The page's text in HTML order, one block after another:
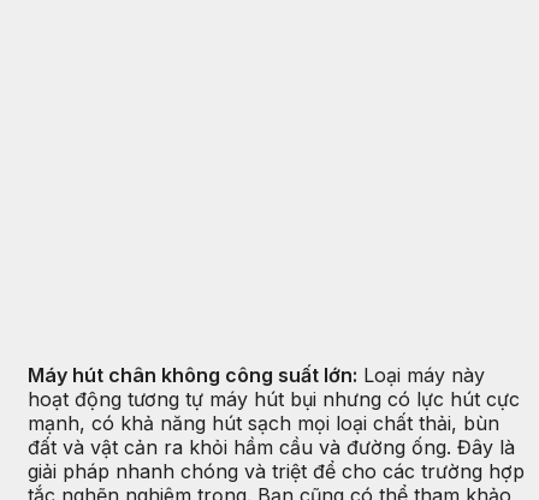
Máy hút chân không công suất lớn: Loại máy này
hoạt động tương tự máy hút bụi nhưng có lực hút cực
mạnh, có khả năng hút sạch mọi loại chất thải, bùn
đất và vật cản ra khỏi hầm cầu và đường ống. Đây là
giải pháp nhanh chóng và triệt để cho các trường hợp
tắc nghẽn nghiêm trọng. Bạn cũng có thể tham khảo